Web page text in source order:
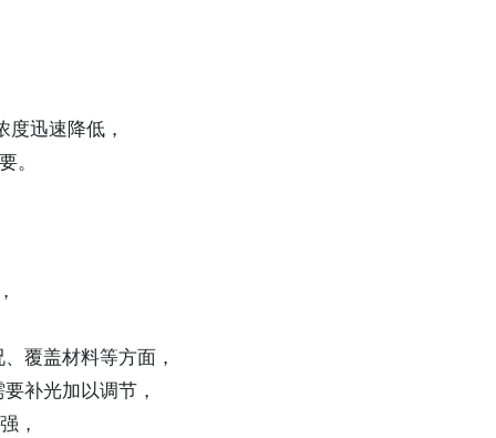
度迅速降低，
。
覆盖材料等方面，
补光加以调节，
，